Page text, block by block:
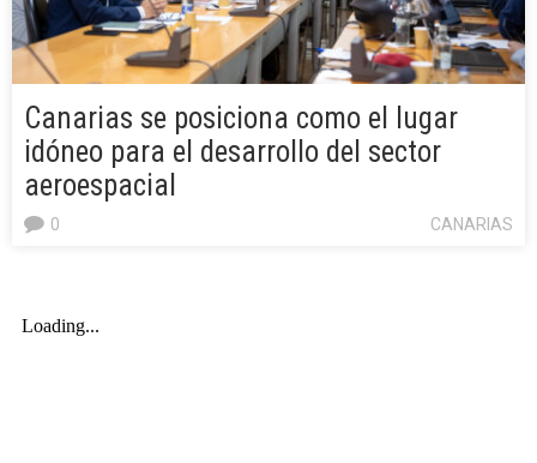
Canarias se posiciona como el lugar
idóneo para el desarrollo del sector
aeroespacial
CANARIAS
0